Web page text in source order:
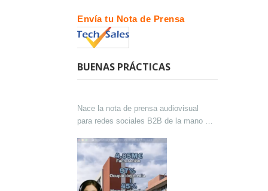
Envía tu Nota de Prensa
BUENAS PRÁCTICAS
Nace la nota de prensa audiovisual
para redes sociales B2B de la mano de